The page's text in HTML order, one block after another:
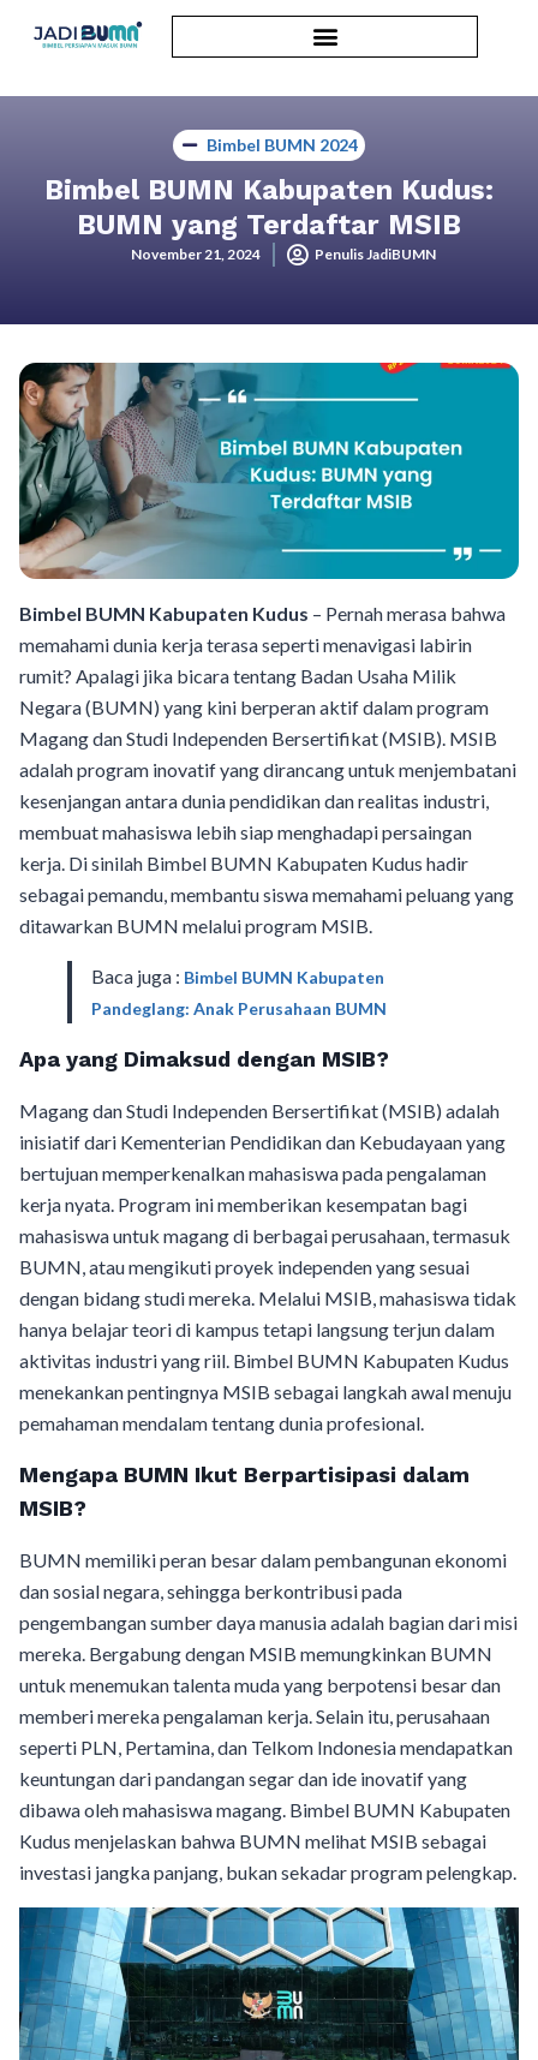
Bimbel BUMN 2024
Bimbel BUMN Kabupaten Kudus:
BUMN yang Terdaftar MSIB
November 21, 2024 Penulis JadiBUMN
Bimbel BUMN Kabupaten Kudus – Pernah merasa bahwa
memahami dunia kerja terasa seperti menavigasi labirin
rumit? Apalagi jika bicara tentang Badan Usaha Milik
Negara (BUMN) yang kini berperan aktif dalam program
Magang dan Studi Independen Bersertifikat (MSIB). MSIB
adalah program inovatif yang dirancang untuk menjembatani
kesenjangan antara dunia pendidikan dan realitas industri,
membuat mahasiswa lebih siap menghadapi persaingan
kerja. Di sinilah Bimbel BUMN Kabupaten Kudus hadir
sebagai pemandu, membantu siswa memahami peluang yang
ditawarkan BUMN melalui program MSIB.
Baca juga : Bimbel BUMN Kabupaten
Pandeglang: Anak Perusahaan BUMN
Apa yang Dimaksud dengan MSIB?
Magang dan Studi Independen Bersertifikat (MSIB) adalah
inisiatif dari Kementerian Pendidikan dan Kebudayaan yang
bertujuan memperkenalkan mahasiswa pada pengalaman
kerja nyata. Program ini memberikan kesempatan bagi
mahasiswa untuk magang di berbagai perusahaan, termasuk
BUMN, atau mengikuti proyek independen yang sesuai
dengan bidang studi mereka. Melalui MSIB, mahasiswa tidak
hanya belajar teori di kampus tetapi langsung terjun dalam
aktivitas industri yang riil. Bimbel BUMN Kabupaten Kudus
menekankan pentingnya MSIB sebagai langkah awal menuju
pemahaman mendalam tentang dunia profesional.
Mengapa BUMN Ikut Berpartisipasi dalam
MSIB?
BUMN memiliki peran besar dalam pembangunan ekonomi
dan sosial negara, sehingga berkontribusi pada
pengembangan sumber daya manusia adalah bagian dari misi
mereka. Bergabung dengan MSIB memungkinkan BUMN
untuk menemukan talenta muda yang berpotensi besar dan
memberi mereka pengalaman kerja. Selain itu, perusahaan
seperti PLN, Pertamina, dan Telkom Indonesia mendapatkan
keuntungan dari pandangan segar dan ide inovatif yang
dibawa oleh mahasiswa magang. Bimbel BUMN Kabupaten
Kudus menjelaskan bahwa BUMN melihat MSIB sebagai
investasi jangka panjang, bukan sekadar program pelengkap.